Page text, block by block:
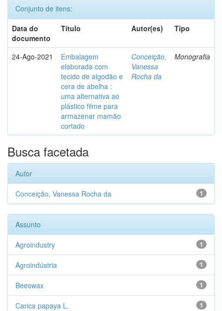
Conjunto de itens:
Data do
documento
Título Autor(es) Tipo
24-Ago-2021
Embalagem
elaborada com
tecido de algodão e
cera de abelha :
uma alternativa ao
plástico filme para
armazenar mamão
cortado
Conceição,
Vanessa
Rocha da
Monografia
Busca facetada
Autor
1
Conceição, Vanessa Rocha da
Assunto
1
Agroindustry
1
Agroindústria
1
Beeswax
1
Carica papaya L.